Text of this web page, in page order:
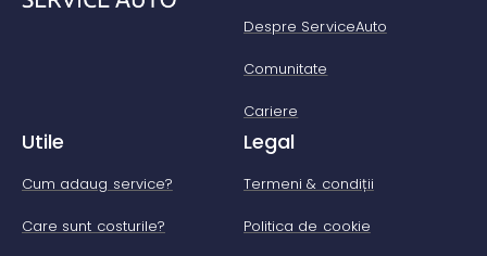
Despre ServiceAuto
Comunitate
Cariere
Utile
Cum adaug service?
Care sunt costurile?
Legal
Termeni & condiții
Politica de cookie